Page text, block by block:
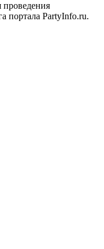
проведения
портала PartyInfo.ru.